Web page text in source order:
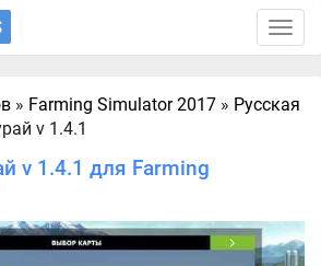
Toggle
» Farming Simulator 2017 » Русская
v 1.4.1
v 1.4.1 для Farming